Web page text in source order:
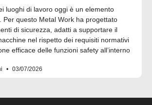
luoghi di lavoro oggi è un elemento
Per questo Metal Work ha progettato
di sicurezza, adatti a supportare il
nel rispetto dei requisiti normativi
efficace delle funzioni safety all’interno
03/07/2026